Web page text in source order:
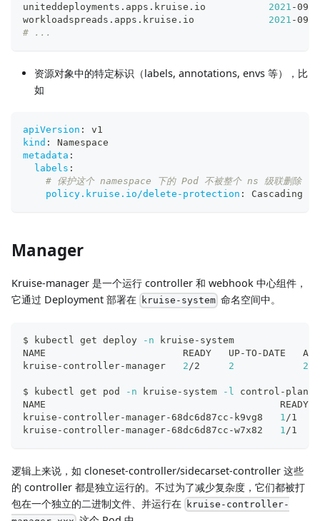
uniteddeployments.apps.kruise.io 2021 -09-
workloadspreads.apps.kruise.io 2021 -09-
# ...
资源对象中的特定标识（labels, annotations, envs 等），比
如
apiVersion :
v1
kind :
Namespace
metadata :
labels :
# 保护这个 namespace 下的 Pod 不被整个 ns 级联删除
policy.kruise.io/delete-protection : Cascading
Manager
Kruise-manager 是一个运行 controller 和 webhook 中心组件，
它通过 Deployment 部署在 kruise-system 命名空间中。
$ kubectl get deploy -n kruise-system
NAME                        READY   UP-TO-DATE
kruise-controller-manager 2 /2 2 2
$ kubectl get pod -n kruise-system -l control-plane
NAME                                         READY
kruise-controller-manager-68dc6d87cc-k9vg8 1 /1
kruise-controller-manager-68dc6d87cc-w7x82 1 /1
逻辑上来说，如 cloneset-controller/sidecarset-controller 这些
的 controller 都是独立运行的。不过为了减少复杂度，它们都被打
包在一个独立的二进制文件、并运行在 kruise-controller-